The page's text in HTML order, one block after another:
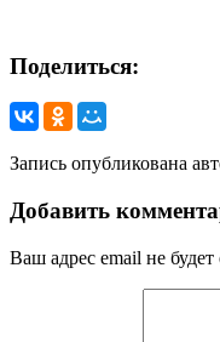
Поделиться:
Запись опубликована
Добавить
Ваш адрес email не